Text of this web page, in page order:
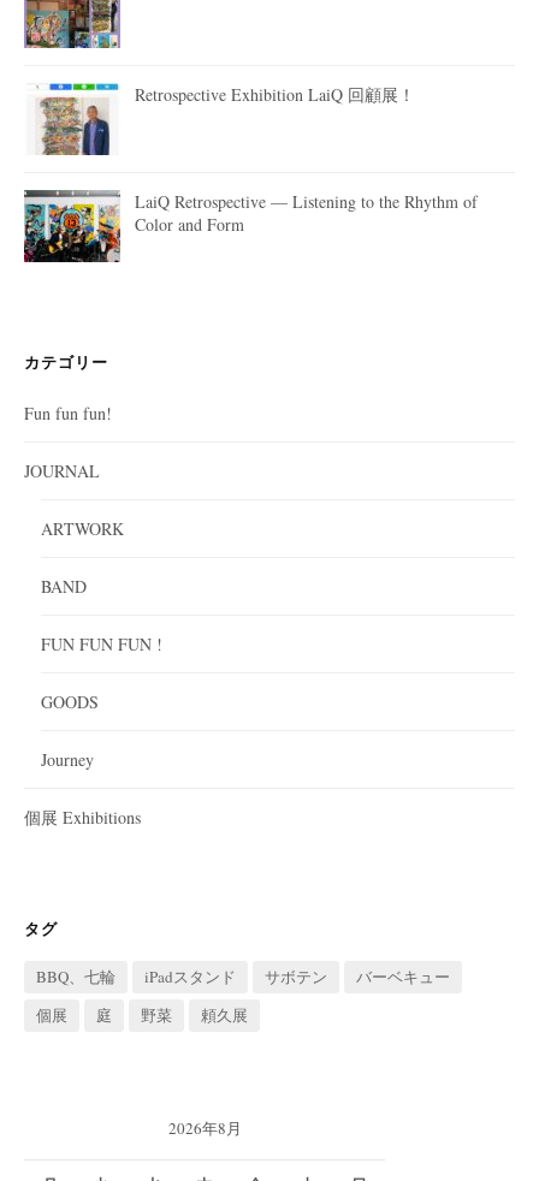
Retrospective Exhibition LaiQ 回顧展！
LaiQ Retrospective — Listening to the Rhythm of
Color and Form
カテゴリー
Fun fun fun!
JOURNAL
ARTWORK
BAND
FUN FUN FUN !
GOODS
Journey
個展 Exhibitions
タグ
BBQ、七輪 iPadスタンド サボテン
バーベキュー
個展
庭 野菜 頼久展
2026年8月